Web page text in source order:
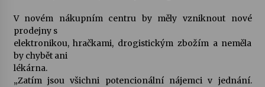
Vysočinka
17. 7. 2026
Ozvěny prázdnin
V novém nákupním centru by měly vzniknout nové
prodejny s
elektronikou, hračkami, drogistickým zbožím a neměla
by chybět ani
lékárna.
„Zatím jsou všichni potencionální nájemci v jednání.